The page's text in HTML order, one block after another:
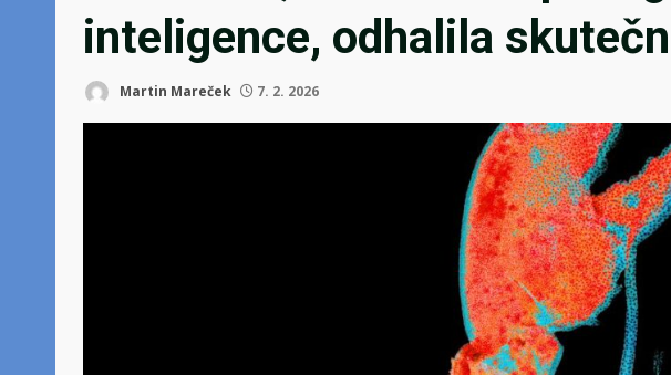
inteligence, odhalila
Martin Mareček 7. 2. 2026